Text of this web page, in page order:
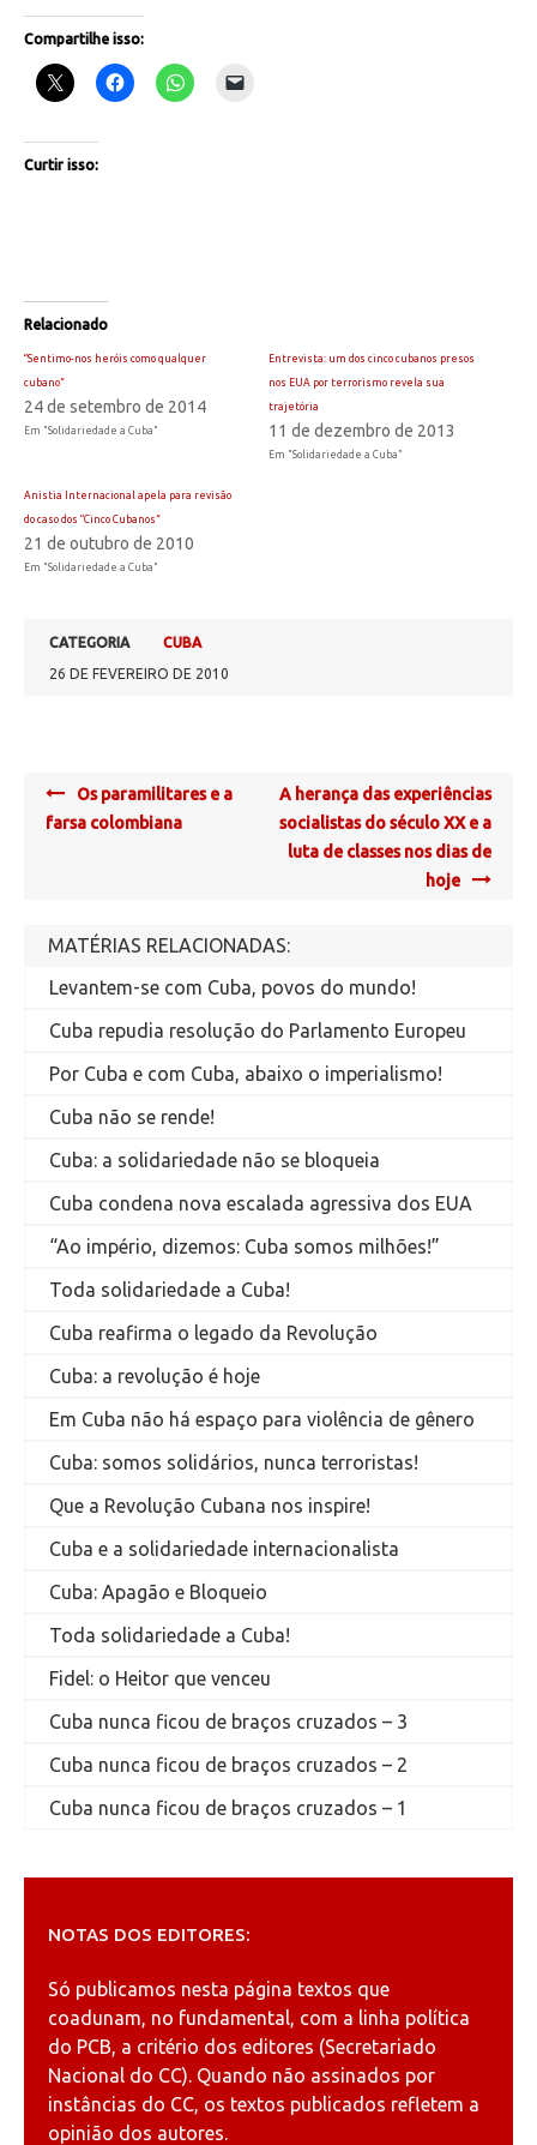
Compartilhe isso:
Curtir isso:
Relacionado
“Sentimo-nos heróis como qualquer
cubano”
24 de setembro de 2014
Em "Solidariedade a Cuba"
Entrevista: um dos cinco cubanos presos
nos EUA por terrorismo revela sua
trajetória
11 de dezembro de 2013
Em "Solidariedade a Cuba"
Anistia Internacional apela para revisão
do caso dos “Cinco Cubanos”
21 de outubro de 2010
Em "Solidariedade a Cuba"
CATEGORIA
CUBA
26 DE FEVEREIRO DE 2010
Post
navigation
Os paramilitares e a
farsa colombiana
A herança das experiências
socialistas do século XX e a
luta de classes nos dias de
hoje
MATÉRIAS RELACIONADAS:
Levantem-se com Cuba, povos do mundo!
Cuba repudia resolução do Parlamento Europeu
Por Cuba e com Cuba, abaixo o imperialismo!
Cuba não se rende!
Cuba: a solidariedade não se bloqueia
Cuba condena nova escalada agressiva dos EUA
“Ao império, dizemos: Cuba somos milhões!”
Toda solidariedade a Cuba!
Cuba reafirma o legado da Revolução
Cuba: a revolução é hoje
Em Cuba não há espaço para violência de gênero
Cuba: somos solidários, nunca terroristas!
Que a Revolução Cubana nos inspire!
Cuba e a solidariedade internacionalista
Cuba: Apagão e Bloqueio
Toda solidariedade a Cuba!
Fidel: o Heitor que venceu
Cuba nunca ficou de braços cruzados – 3
Cuba nunca ficou de braços cruzados – 2
Cuba nunca ficou de braços cruzados – 1
NOTAS DOS EDITORES:
Só publicamos nesta página textos que
coadunam, no fundamental, com a linha política
do PCB, a critério dos editores (Secretariado
Nacional do CC). Quando não assinados por
instâncias do CC, os textos publicados refletem a
opinião dos autores.